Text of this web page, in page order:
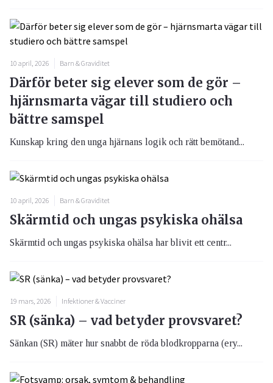
10 april, 2026 Barn & Graviditet
Därför beter sig elever som de gör –
hjärnsmarta vägar till studiero och
bättre samspel
Kunskap kring den unga hjärnans logik och rätt bemötand...
10 april, 2026 Barn & Graviditet
Skärmtid och ungas psykiska ohälsa
Skärmtid och ungas psykiska ohälsa har blivit ett centr...
19 mars, 2026 Infektioner & Vacciner
SR (sänka) – vad betyder provsvaret?
Sänkan (SR) mäter hur snabbt de röda blodkropparna (ery...